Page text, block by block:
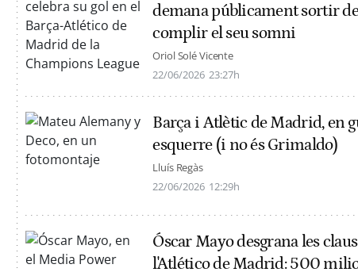
demana públicament sortir
complir el seu somni
Oriol Solé Vicente
22/06/2026 23:27h
Barça i Atlètic de Madrid, en
esquerre (i no és Grimaldo)
Lluís Regàs
22/06/2026 12:29h
Óscar Mayo desgrana les
l'Atlético de Madrid: 500